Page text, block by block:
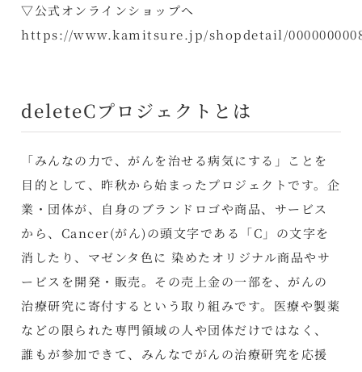
▽公式オンラインショップへ
https://www.kamitsure.jp/shopdetail/
deleteCプロジェクトとは
「みんなの力で、がんを治せる病気にする」ことを
目的として、昨秋から始まったプロジェクトです。企
業・団体が、自身のブランドロゴや商品、サービス
から、Cancer(がん)の頭文字である「C」の文字を
消したり、マゼンタ色に 染めたオリジナル商品やサ
ービスを開発・販売。その売上金の一部を、がんの
治療研究に寄付するという取り組みです。医療や製薬
などの限られた専門領域の人や団体だけではなく、
誰もが参加できて、みんなでがんの治療研究を応援